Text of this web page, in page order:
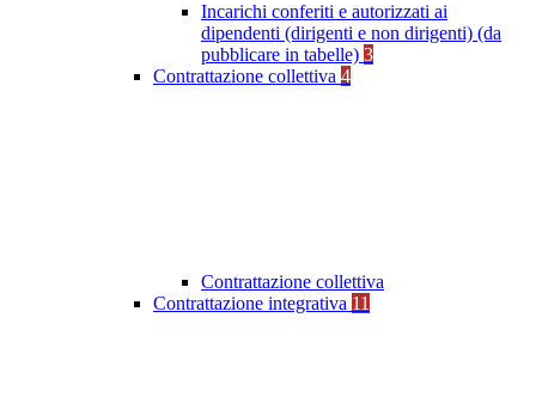
Incarichi conferiti e autorizzati ai
dipendenti (dirigenti e non dirigenti) (da
pubblicare in tabelle) 3
Contrattazione collettiva 4
Contrattazione collettiva
Contrattazione integrativa 11